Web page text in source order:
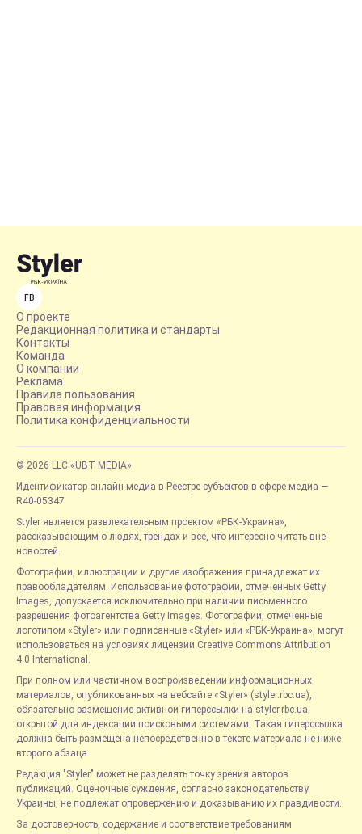
FB
О проекте
Редакционная политика и стандарты
Контакты
Команда
О компании
Реклама
Правила пользования
Правовая информация
Политика конфиденциальности
© 2026 LLC «UBT MEDIA»
Идентификатор онлайн-медиа в Реестре субъектов в сфере медиа —
R40-05347
Styler является развлекательным проектом «РБК-Украина»,
рассказывающим о людях, трендах и всё, что интересно читать вне
новостей.
Фотографии, иллюстрации и другие изображения принадлежат их
правообладателям. Использование фотографий, отмеченных Getty
Images, допускается исключительно при наличии письменного
разрешения фотоагентства Getty Images. Фотографии, отмеченные
логотипом «Styler» или подписанные «Styler» или «РБК-Украина», могут
использоваться на условиях лицензии Creative Commons Attribution
4.0 International.
При полном или частичном воспроизведении информационных
материалов, опубликованных на вебсайте «Styler» (styler.rbc.ua),
обязательно размещение активной гиперссылки на styler.rbc.ua,
открытой для индексации поисковыми системами. Такая гиперссылка
должна быть размещена непосредственно в тексте материала не ниже
второго абзаца.
Редакция "Styler" может не разделять точку зрения авторов
публикаций. Оценочные суждения, согласно законодательству
Украины, не подлежат опровержению и доказыванию их правдивости.
За достоверность, содержание и соответствие требованиям